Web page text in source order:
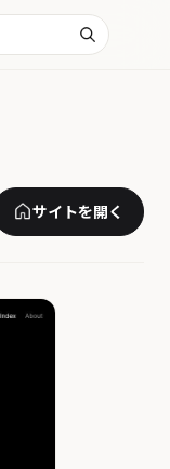
サイトを開く